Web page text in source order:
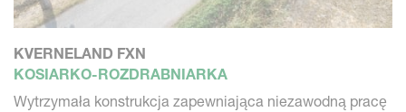
KVERNELAND FXN
KOSIARKO-ROZDRABNIARKA
Wytrzymała konstrukcja zapewniająca niezawodną pracę